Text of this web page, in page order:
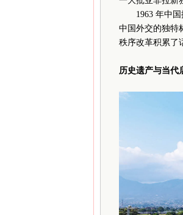
1963 年中国提
中国外交的独特
秩序改革积累了
历史遗产与当代